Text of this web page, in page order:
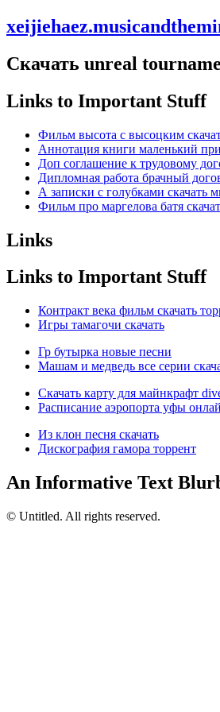
Скачать unreal
Links to Important Stuff
Фильм высота с высоцким
Аннотация книги маленький
Доп соглашение к трудовому
Дипломная работа брачный
А записки с голубками скачать
Фильм про маргелова батя
Links
Links to Important Stuff
Контракт века фильм скачать
Игры тамагочи скачать
Гр бутырка новые песни
Машам и медведь все серии
Скачать карту для майнкрафт
Расписание аэропорта уфы
Из клон песня скачать
Дискография гамора торрент
An Informative Text
© Untitled. All rights reserved.